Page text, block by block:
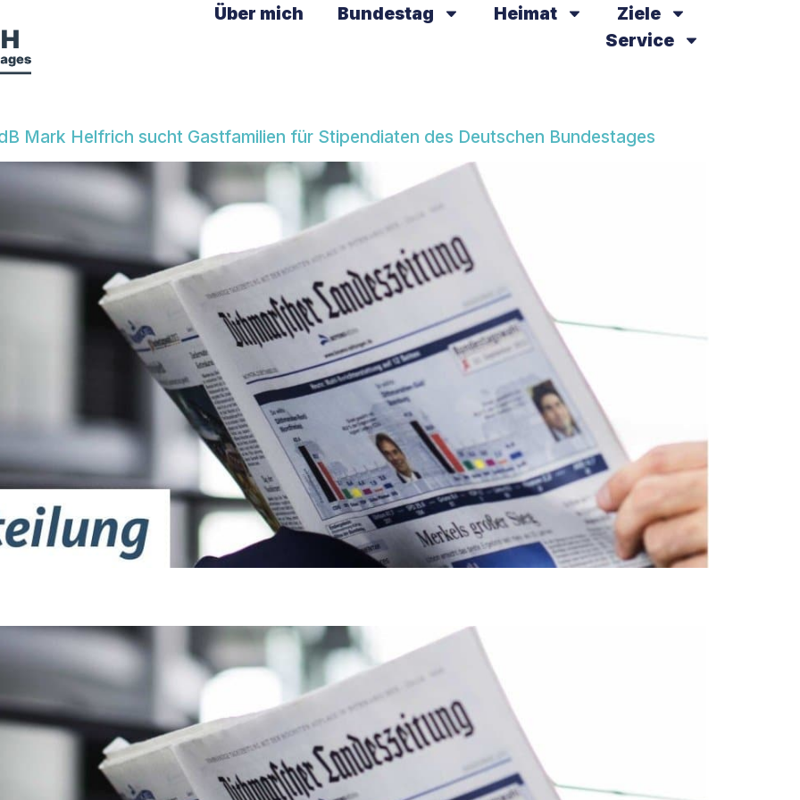
Über mich Bundestag Heimat
Ziele
Service
Mark Helfrich sucht Gastfamilien für Stipendiaten des Deutschen Bundestages